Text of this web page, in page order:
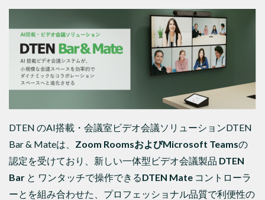
DTEN のAI搭載・会議室ビデオ会議ソリューションDTEN
Bar & Mateは、 Zoom RoomsおよびMicrosoft Teamsの
認定を受けており、新しい一体型ビデオ会議製品 DTEN
Bar と ワンタッチで操作できるDTEN Mate コントローラ
ーとを組み合わせた、プロフェッショナル品質で利便性の